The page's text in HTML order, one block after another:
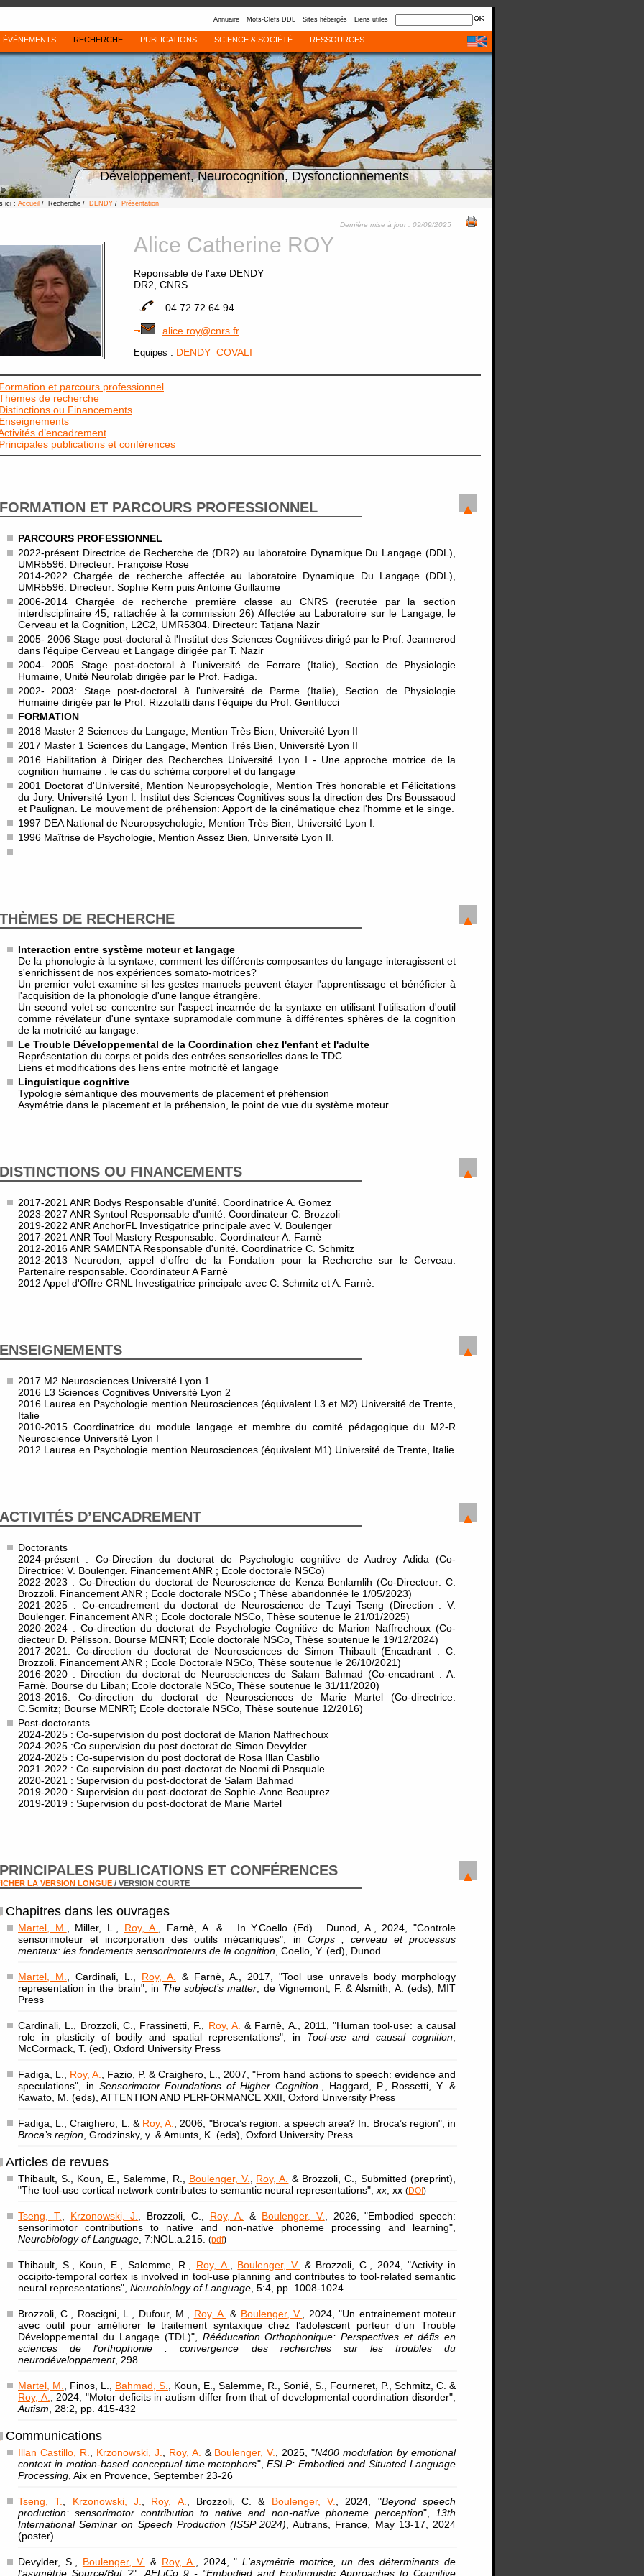
Annuaire Mots-Clefs DDL Sites hébergés Liens utiles
ÉVÈNEMENTS RECHERCHE PUBLICATIONS SCIENCE & SOCIÉTÉ RESSOURCES
Développement, Neurocognition, Dysfonctionnements
ici : Accueil / Recherche / DENDY / Présentation
Dernière mise à jour : 09/09/2025
Alice Catherine ROY
Reponsable de l'axe DENDY
DR2, CNRS
04 72 72 64 94
alice.roy@cnrs.fr
Equipes : DENDY COVALI
et parcours professionnel
de recherche
ou Financements
d’encadrement
publications et conférences
FORMATION ET PARCOURS PROFESSIONNEL
PARCOURS PROFESSIONNEL
2022-présent Directrice de Recherche de (DR2) au laboratoire Dynamique Du Langage (DDL),
UMR5596. Directeur: Françoise Rose
2014-2022 Chargée de recherche affectée au laboratoire Dynamique Du Langage (DDL),
UMR5596. Directeur: Sophie Kern puis Antoine Guillaume
2006-2014 Chargée de recherche première classe au CNRS (recrutée par la section
interdisciplinaire 45, rattachée à la commission 26) Affectée au Laboratoire sur le Langage, le
Cerveau et la Cognition, L2C2, UMR5304. Directeur: Tatjana Nazir
2005- 2006 Stage post-doctoral à l'Institut des Sciences Cognitives dirigé par le Prof. Jeannerod
dans l’équipe Cerveau et Langage dirigée par T. Nazir
2004- 2005 Stage post-doctoral à l'université de Ferrare (Italie), Section de Physiologie
Humaine, Unité Neurolab dirigée par le Prof. Fadiga.
2002- 2003: Stage post-doctoral à l'université de Parme (Italie), Section de Physiologie
Humaine dirigée par le Prof. Rizzolatti dans l'équipe du Prof. Gentilucci
FORMATION
2018 Master 2 Sciences du Langage, Mention Très Bien, Université Lyon II
2017 Master 1 Sciences du Langage, Mention Très Bien, Université Lyon II
2016 Habilitation à Diriger des Recherches Université Lyon I - Une approche motrice de la
cognition humaine : le cas du schéma corporel et du langage
2001 Doctorat d'Université, Mention Neuropsychologie, Mention Très honorable et Félicitations
du Jury. Université Lyon I. Institut des Sciences Cognitives sous la direction des Drs Boussaoud
et Paulignan. Le mouvement de préhension: Apport de la cinématique chez l'homme et le singe.
1997 DEA National de Neuropsychologie, Mention Très Bien, Université Lyon I.
1996 Maîtrise de Psychologie, Mention Assez Bien, Université Lyon II.
THÈMES DE RECHERCHE
Interaction entre système moteur et langage
De la phonologie à la syntaxe, comment les différents composantes du langage interagissent et
s'enrichissent de nos expériences somato-motrices?
Un premier volet examine si les gestes manuels peuvent étayer l'apprentissage et bénéficier à
l'acquisition de la phonologie d'une langue étrangère.
Un second volet se concentre sur l'aspect incarnée de la syntaxe en utilisant l'utilisation d'outil
comme révélateur d'une syntaxe supramodale commune à différentes sphères de la cognition
de la motricité au langage.
Le Trouble Développemental de la Coordination chez l'enfant et l'adulte
Représentation du corps et poids des entrées sensorielles dans le TDC
Liens et modifications des liens entre motricité et langage
Linguistique cognitive
Typologie sémantique des mouvements de placement et préhension
Asymétrie dans le placement et la préhension, le point de vue du système moteur
DISTINCTIONS OU FINANCEMENTS
2017-2021 ANR Bodys Responsable d'unité. Coordinatrice A. Gomez
2023-2027 ANR Syntool Responsable d'unité. Coordinateur C. Brozzoli
2019-2022 ANR AnchorFL Investigatrice principale avec V. Boulenger
2017-2021 ANR Tool Mastery Responsable. Coordinateur A. Farnè
2012-2016 ANR SAMENTA Responsable d'unité. Coordinatrice C. Schmitz
2012-2013 Neurodon, appel d'offre de la Fondation pour la Recherche sur le Cerveau.
Partenaire responsable. Coordinateur A Farnè
2012 Appel d'Offre CRNL Investigatrice principale avec C. Schmitz et A. Farnè.
ENSEIGNEMENTS
2017 M2 Neurosciences Université Lyon 1
2016 L3 Sciences Cognitives Université Lyon 2
2016 Laurea en Psychologie mention Neurosciences (équivalent L3 et M2) Université de Trente,
Italie
2010-2015 Coordinatrice du module langage et membre du comité pédagogique du M2-R
Neuroscience Université Lyon I
2012 Laurea en Psychologie mention Neurosciences (équivalent M1) Université de Trente, Italie
ACTIVITÉS D’ENCADREMENT
Doctorants
2024-présent : Co-Direction du doctorat de Psychologie cognitive de Audrey Adida (Co-
Directrice: V. Boulenger. Financement ANR ; Ecole doctorale NSCo)
2022-2023 : Co-Direction du doctorat de Neuroscience de Kenza Benlamlih (Co-Directeur: C.
Brozzoli. Financement ANR ; Ecole doctorale NSCo ; Thèse abandonnée le 1/05/2023)
2021-2025 : Co-encadrement du doctorat de Neuroscience de Tzuyi Tseng (Direction : V.
Boulenger. Financement ANR ; Ecole doctorale NSCo, Thèse soutenue le 21/01/2025)
2020-2024 : Co-direction du doctorat de Psychologie Cognitive de Marion Naffrechoux (Co-
diecteur D. Pélisson. Bourse MENRT; Ecole doctorale NSCo, Thèse soutenue le 19/12/2024)
2017-2021: Co-direction du doctorat de Neurosciences de Simon Thibault (Encadrant : C.
Brozzoli. Financement ANR ; Ecole Doctorale NSCo, Thèse soutenue le 26/10/2021)
2016-2020 : Direction du doctorat de Neurosciences de Salam Bahmad (Co-encadrant : A.
Farnè. Bourse du Liban; Ecole doctorale NSCo, Thèse soutenue le 31/11/2020)
2013-2016: Co-direction du doctorat de Neurosciences de Marie Martel (Co-directrice:
C.Scmitz; Bourse MENRT; Ecole doctorale NSCo, Thèse soutenue 12/2016)
Post-doctorants
2024-2025 : Co-supervision du post doctorat de Marion Naffrechoux
2024-2025 :Co supervision du post doctorat de Simon Devylder
2024-2025 : Co-supervision du post doctorat de Rosa Illan Castillo
2021-2022 : Co-supervision du post-doctorat de Noemi di Pasquale
2020-2021 : Supervision du post-doctorat de Salam Bahmad
2019-2020 : Supervision du post-doctorat de Sophie-Anne Beauprez
2019-2019 : Supervision du post-doctorat de Marie Martel
PRINCIPALES PUBLICATIONS ET CONFÉRENCES
LA VERSION LONGUE / VERSION COURTE
Chapitres dans les ouvrages
Martel, M. , Miller, L., Roy, A.
, Farnè, A. & . In Y.Coello (Ed) . Dunod, A., 2024, "Controle
sensorimoteur et incorporation des outils mécaniques", in Corps , cerveau et processus
mentaux: les fondements sensorimoteurs de la cognition , Coello, Y. (ed), Dunod
Martel, M. , Cardinali, L., Roy, A.
& Farnè, A., 2017, "Tool use unravels body morphology
representation in the brain", in The subject’s matter , de Vignemont, F. & Alsmith, A. (eds), MIT
Press
Cardinali, L., Brozzoli, C., Frassinetti, F., Roy, A. & Farnè, A., 2011, "Human tool-use: a causal
role in plasticity of bodily and spatial representations", in Tool-use and causal cognition
McCormack, T. (ed), Oxford University Press
Fadiga, L., Roy, A.
, Fazio, P. & Craighero, L., 2007, "From hand actions to speech: evidence and
speculations", in Sensorimotor Foundations of Higher Cognition.
, Haggard, P., Rossetti, Y. &
Kawato, M. (eds), ATTENTION AND PERFORMANCE XXII, Oxford University Press
Fadiga, L., Craighero, L. & Roy, A.
, 2006, "Broca’s region: a speech area? In: Broca’s region", in
Broca’s region , Grodzinsky, y. & Amunts, K. (eds), Oxford University Press
Articles de revues
Thibault, S., Koun, E., Salemme, R., Boulenger, V. Roy, A. & Brozzoli, C., Submitted (preprint),
"The tool-use cortical network contributes to semantic neural representations", xx , xx (DOI)
Tseng, T. Krzonowski, J. , Brozzoli, C., Roy, A. & Boulenger, V.
, 2026, "Embodied speech:
sensorimotor contributions to native and non-native phoneme processing and learning",
Neurobiology of Language , 7:NOL.a.215. (pdf)
Thibault, S., Koun, E., Salemme, R., Roy, A. Boulenger, V. & Brozzoli, C., 2024, "Activity in
occipito-temporal cortex is involved in tool-use planning and contributes to tool-related semantic
neural representations", Neurobiology of Language , 5:4, pp. 1008-1024
Brozzoli, C., Roscigni, L., Dufour, M., Roy, A. & Boulenger, V.
, 2024, "Un entrainement moteur
avec outil pour améliorer le traitement syntaxique chez l’adolescent porteur d’un Trouble
Développemental du Langage (TDL)", Rééducation Orthophonique: Perspectives et défis en
sciences de l'orthophonie : convergence des recherches sur les troubles du
neurodéveloppement, 298
Martel, M. , Finos, L., Bahmad, S.
, Koun, E., Salemme, R., Sonié, S., Fourneret, P., Schmitz, C. &
Roy, A.
, 2024, "Motor deficits in autism differ from that of developmental coordination disorder",
Autism , 28:2, pp. 415-432
Communications
Illan Castillo, R. Krzonowski, J. Roy, A. & Boulenger, V. , 2025, "N400 modulation by emotional
context in motion-based conceptual time metaphors",ESLP: Embodied and Situated Language
Processing , Aix en Provence, September 23-26
Tseng, T. Krzonowski, J. Roy, A. , Brozzoli, C. & Boulenger, V. , 2024, "Beyond speech
production: sensorimotor contribution to native and non-native phoneme perception",
13th
International Seminar on Speech Production (ISSP 2024) , Autrans, France, May 13-17, 2024
(poster)
Devylder, S., Boulenger, V. & Roy, A. , 2024, " L'asymétrie motrice, un des déterminants de
l'asymétrie Source/But ?", AFLiCo 9 - "Embodied and Ecolinguistic Approaches to Cognitive